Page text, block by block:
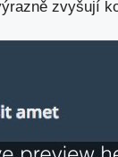
zvyšují